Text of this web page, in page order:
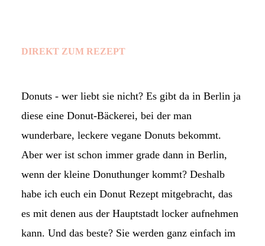
DIREKT ZUM REZEPT
Donuts - wer liebt sie nicht? Es gibt da in Berlin ja
diese eine Donut-Bäckerei, bei der man
wunderbare, leckere vegane Donuts bekommt.
Aber wer ist schon immer grade dann in Berlin,
wenn der kleine Donuthunger kommt? Deshalb
habe ich euch ein Donut Rezept mitgebracht, das
es mit denen aus der Hauptstadt locker aufnehmen
kann. Und das beste? Sie werden ganz einfach im